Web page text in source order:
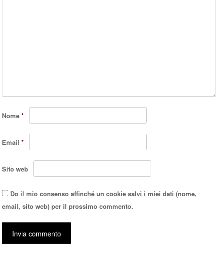
Nome*
Email*
Sito web
Do il mio consenso affinché un cookie salvi i miei dati (nome,
email, sito web) per il prossimo commento.